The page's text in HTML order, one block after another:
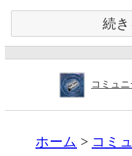
続
コミュ
ホーム コミ